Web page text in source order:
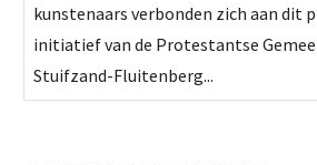
kunstenaars verbonden zich aan dit
initiatief van de Protestantse
Stuifzand-Fluitenberg...